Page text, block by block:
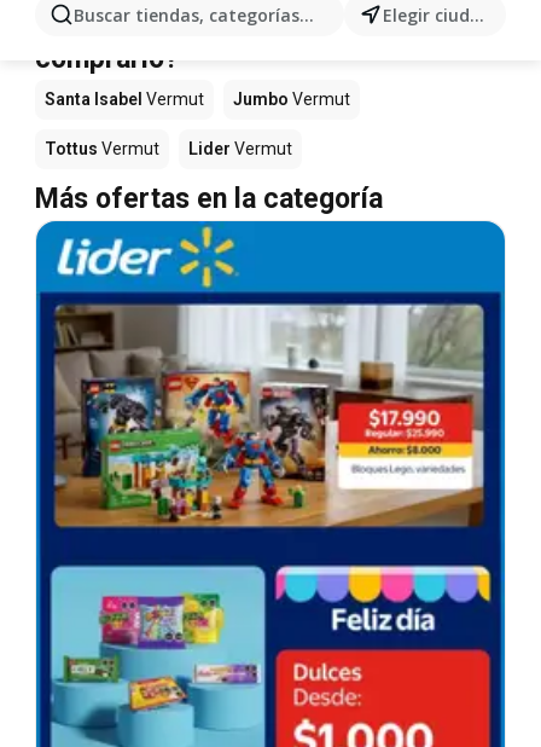
Buscar tiendas, categorías, productos... Elegir ciudad
Vermut en oferta - ¿Dónde
comprarlo?
Santa Isabel Vermut Jumbo Vermut
Tottus Vermut Lider Vermut
Más ofertas en la categoría